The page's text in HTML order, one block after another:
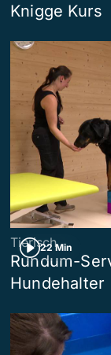
Knigge Kurs
22 Min
Tierisch
Rundum-
Hundehalter